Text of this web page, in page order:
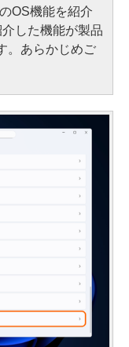
OS機能を紹介
した機能が製品
。あらかじめご